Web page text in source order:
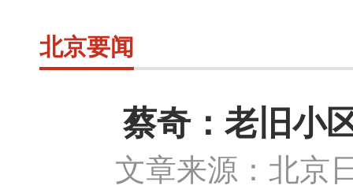
北京要闻
蔡奇：老旧小
文章来源：北